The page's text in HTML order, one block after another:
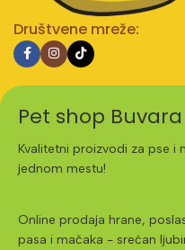
Društvene mreže:
Pet shop
Kvalitetni proizvodi za pse i
jednom mestu!
Online prodaja hrane,
pasa i mačaka - srećan